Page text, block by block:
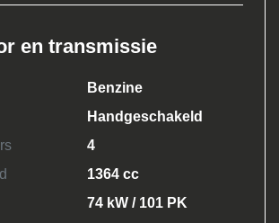
en transmissie
Benzine
Handgeschakeld
4
1364 cc
74 kW / 101 PK